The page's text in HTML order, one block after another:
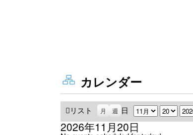
カレンダー
リスト
示
月 週 日 月 日 年
2026年11月20日